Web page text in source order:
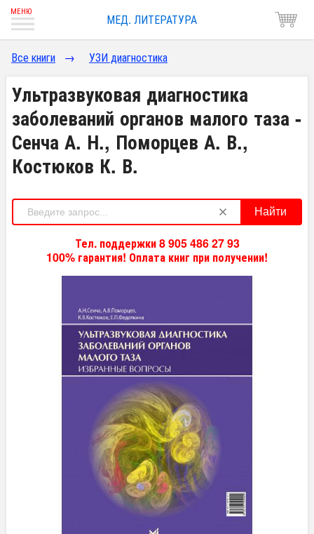
МЕД. ЛИТЕРАТУРА
Все книги → УЗИ диагностика
Ультразвуковая диагностика
заболеваний органов малого таза -
Сенча А. Н., Поморцев А. В.,
Костюков К. В.
Найти
Тел. поддержки 8 905 486 27 93
100% гарантия! Оплата книг при получении!